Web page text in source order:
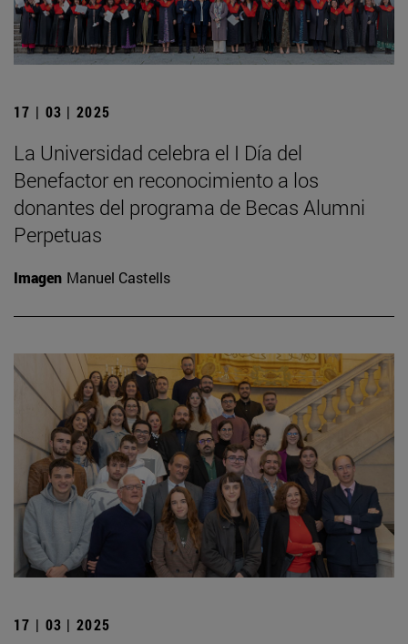
17 | 03 | 2025
La Universidad celebra el I Día del
Benefactor en reconocimiento a los
donantes del programa de Becas Alumni
Perpetuas
Imagen Manuel Castells
17 | 03 | 2025